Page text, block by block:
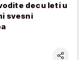
decu leti u
svesni